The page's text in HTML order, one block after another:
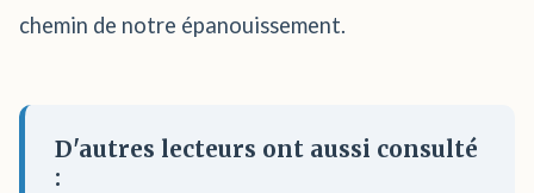
chemin de notre épanouissement.
D'autres lecteurs ont aussi consulté
: